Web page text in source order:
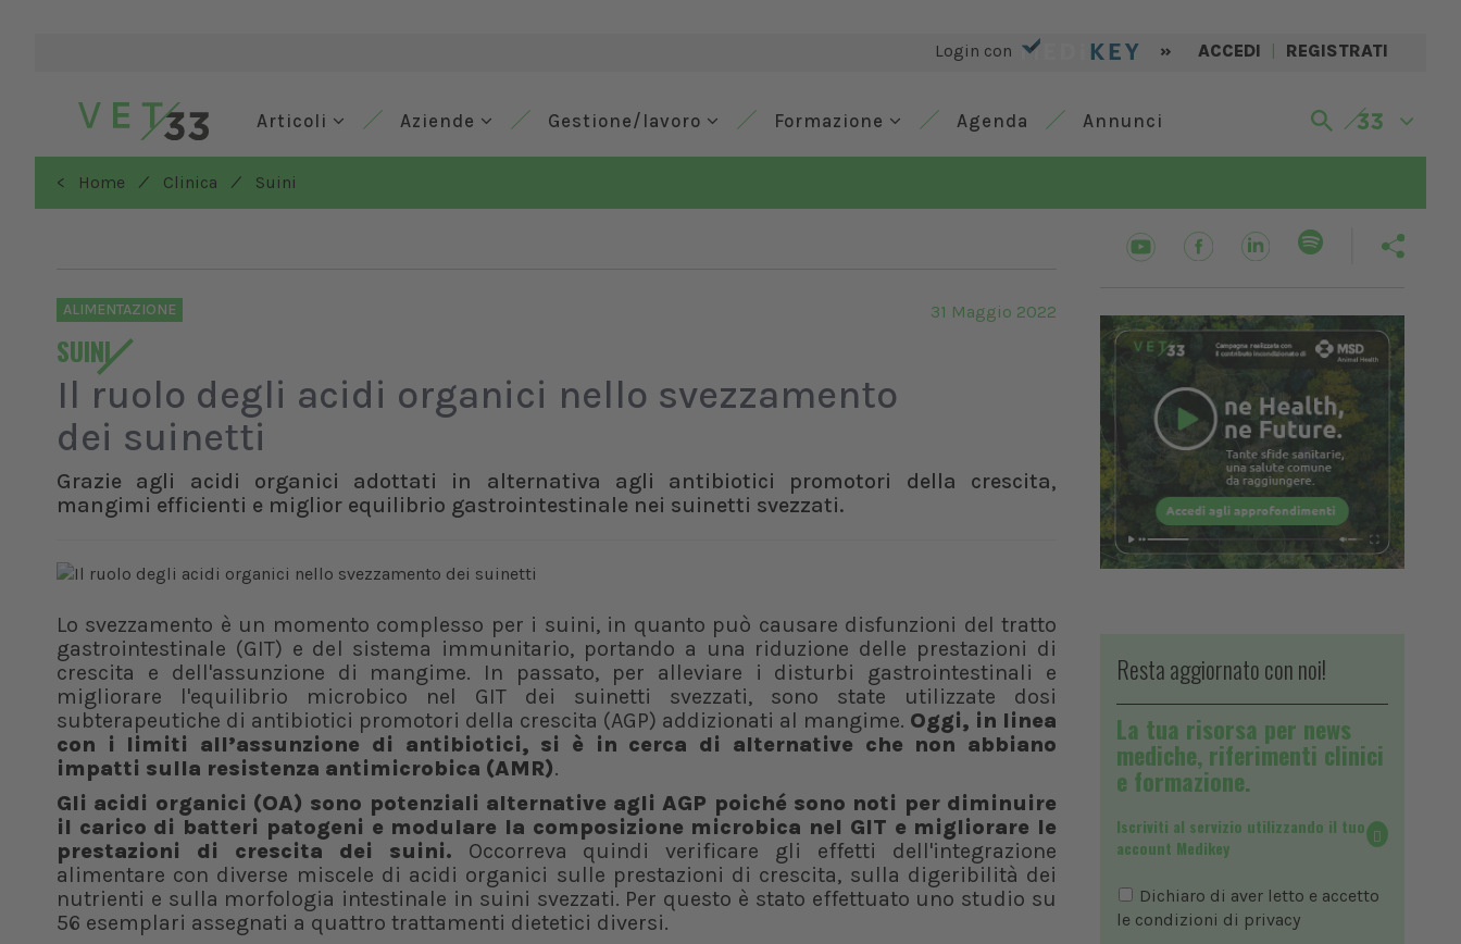
Login con » ACCEDI | REGISTRATI
Articoli Aziende Gestione/lavoro Formazione Agenda Annunci
< Home / Clinica / Suini
ALIMENTAZIONE
SUINI
31 Maggio 2022
Il ruolo degli acidi organici nello svezzamento
dei suinetti
Grazie agli acidi organici adottati in alternativa agli antibiotici promotori della crescita,
mangimi efficienti e miglior equilibrio gastrointestinale nei suinetti svezzati.
Lo svezzamento è un momento complesso per i suini, in quanto può causare disfunzioni del tratto
gastrointestinale (GIT) e del sistema immunitario, portando a una riduzione delle prestazioni di
crescita e dell'assunzione di mangime. In passato, per alleviare i disturbi gastrointestinali e
migliorare l'equilibrio microbico nel GIT dei suinetti svezzati, sono state utilizzate dosi
subterapeutiche di antibiotici promotori della crescita (AGP) addizionati al mangime. Oggi, in linea
con i limiti all’assunzione di antibiotici, si è in cerca di alternative che non abbiano
impatti sulla resistenza antimicrobica (AMR).
Gli acidi organici (OA) sono potenziali alternative agli AGP poiché sono noti per diminuire
il carico di batteri patogeni e modulare la composizione microbica nel GIT e migliorare le
prestazioni di crescita dei suini. Occorreva quindi verificare gli effetti dell'integrazione
alimentare con diverse miscele di acidi organici sulle prestazioni di crescita, sulla digeribilità dei
nutrienti e sulla morfologia intestinale in suini svezzati. Per questo è stato effettuato uno studio su
56 esemplari assegnati a quattro trattamenti dietetici diversi.
Resta aggiornato con noi!
La tua risorsa per news
mediche, riferimenti clinici
e formazione.
Iscriviti al servizio utilizzando il tuo
account Medikey
Dichiaro di aver letto e accetto
le condizioni di privacy